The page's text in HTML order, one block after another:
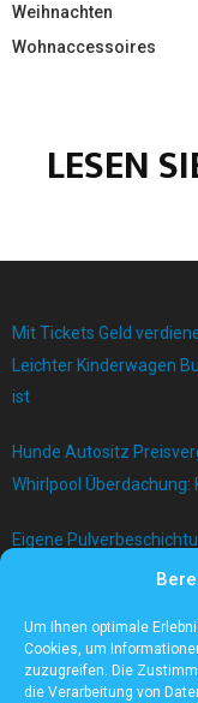
Um Ihnen optimale
Cookies, um
zuzugreifen. Die
die Verarbeitung von
Weihnachten
Wohnaccessoires
LESEN
Mit Tickets Geld
Leichter Kinderwagen
ist
Hunde Autositz
Whirlpool
Eigene
Bau einer Mauer mit